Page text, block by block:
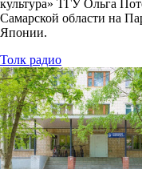
культура» ТГУ Ольга
Самарской области на
Японии.
Толк радио